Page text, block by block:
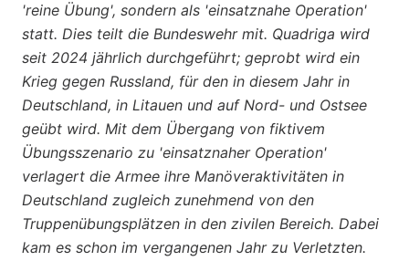
'reine Übung', sondern als 'einsatznahe Operation'
statt. Dies teilt die Bundeswehr mit. Quadriga wird
seit 2024 jährlich durchgeführt; geprobt wird ein
Krieg gegen Russland, für den in diesem Jahr in
Deutschland, in Litauen und auf Nord- und Ostsee
geübt wird. Mit dem Übergang von fiktivem
Übungsszenario zu 'einsatznaher Operation'
verlagert die Armee ihre Manöveraktivitäten in
Deutschland zugleich zunehmend von den
Truppenübungsplätzen in den zivilen Bereich. Dabei
kam es schon im vergangenen Jahr zu Verletzten.